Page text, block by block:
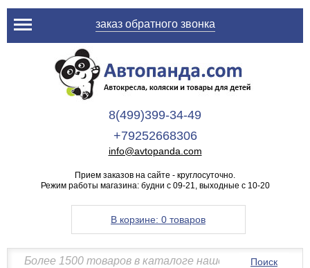
заказ обратного звонка
8(499)399-34-49
+79252668306
info@avtopanda.com
Прием заказов на сайте - круглосуточно.
Режим работы магазина: будни с 09-21, выходные с 10-20
В корзине: 0 товаров
Поиск